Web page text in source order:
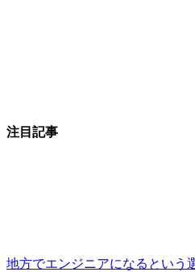
注目記事
地方でエンジニアになるという